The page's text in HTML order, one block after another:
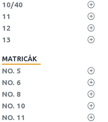
10/40
11
12
13
MATRICÁK
NO. 5
NO. 6
NO. 8
NO. 10
NO. 11